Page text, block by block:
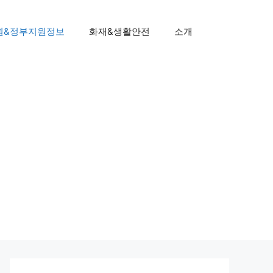
&정부지원정보 화재&생활안전 소개